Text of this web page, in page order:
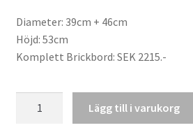
Diameter: 39cm + 46cm
Höjd: 53cm
Komplett Brickbord: SEK 2215.-
Lägg till i varukorg